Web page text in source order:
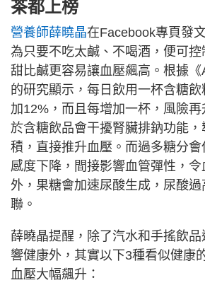
茶都上榜
營養師薛曉晶在Facebook專頁發
為只要不吃太鹹、不喝酒，便可
甜比鹹更容易讓血壓飆高。根據
的研究顯示，每日飲用一杯含糖
加12%，而且每增加一杯，風險
於含糖飲品會干擾腎臟排鈉功能
積，直接推升血壓。而過多糖分
感度下降，間接影響血管彈性，
外，果糖會加速尿酸生成，尿酸
聯。
薛曉晶提醒，除了汽水和手搖飲
響健康外，其實以下3種看似健康
血壓大幅飆升：